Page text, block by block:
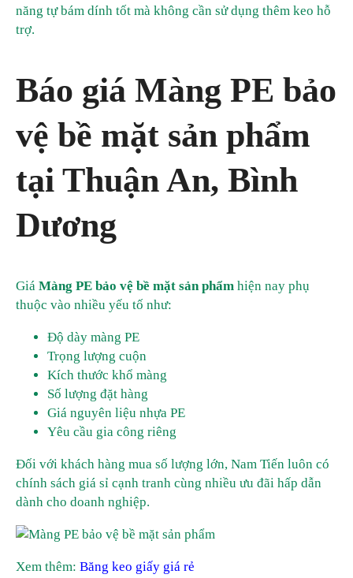
năng tự bám dính tốt mà không cần sử dụng thêm keo hỗ
trợ.
Báo giá Màng PE bảo
vệ bề mặt sản phẩm
tại Thuận An, Bình
Dương
Giá Màng PE bảo vệ bề mặt sản phẩm hiện nay phụ
thuộc vào nhiều yếu tố như:
Độ dày màng PE
Trọng lượng cuộn
Kích thước khổ màng
Số lượng đặt hàng
Giá nguyên liệu nhựa PE
Yêu cầu gia công riêng
Đối với khách hàng mua số lượng lớn, Nam Tiến luôn có
chính sách giá sỉ cạnh tranh cùng nhiều ưu đãi hấp dẫn
dành cho doanh nghiệp.
Xem thêm: Băng keo giấy giá rẻ